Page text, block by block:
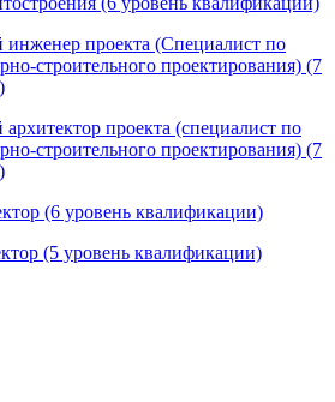
инженер проекта (Специалист по
строительного проектирования) (7
проекта (специалист по
строительного проектирования) (7
(6 уровень квалификации)
(5 уровень квалификации)